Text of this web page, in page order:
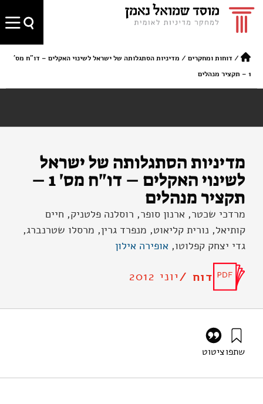
/דוחות ומחקרים / מדיניות הסתגלותה של ישראל לשינוי האקלים – דו"ח מס'
1 – תקציר מנהלים
מדיניות הסתגלותה של ישראל
לשינוי האקלים – דו"ח מס' 1 –
תקציר מנהלים
מרדכי שכטר, ארנון סופר, רוסלנה פלטניק, חיים
קותיאל, נורית קליאוט, מנפרד גרין, מרסלו שטרנברג,
גדי יצחק קפלוטו, אופירה אילון
דוח /יוני 2012
שתפוציטוט